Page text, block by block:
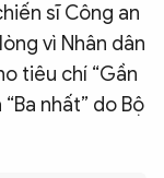
sĩ Công an
vì Nhân dân
tiêu chí “Gần
nhất” do Bộ